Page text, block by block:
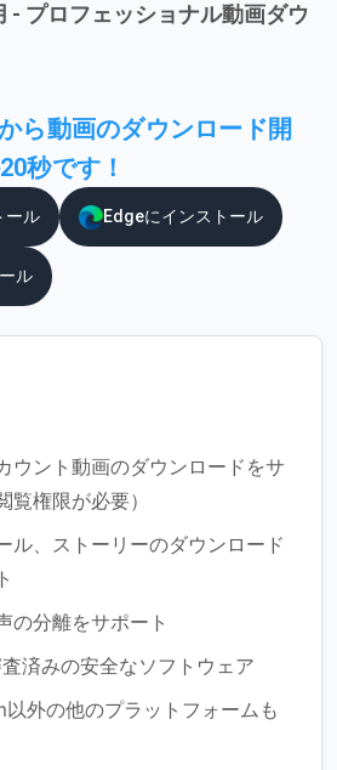
- プロフェッショナル動画ダウ
ら動画のダウンロード開
秒です！
ール Edgeにインストール
ル
ウント動画のダウンロードをサ
覧権限が必要）
ル、ストーリーのダウンロード
の分離をサポート
済みの安全なソフトウェア
外の他のプラットフォームも